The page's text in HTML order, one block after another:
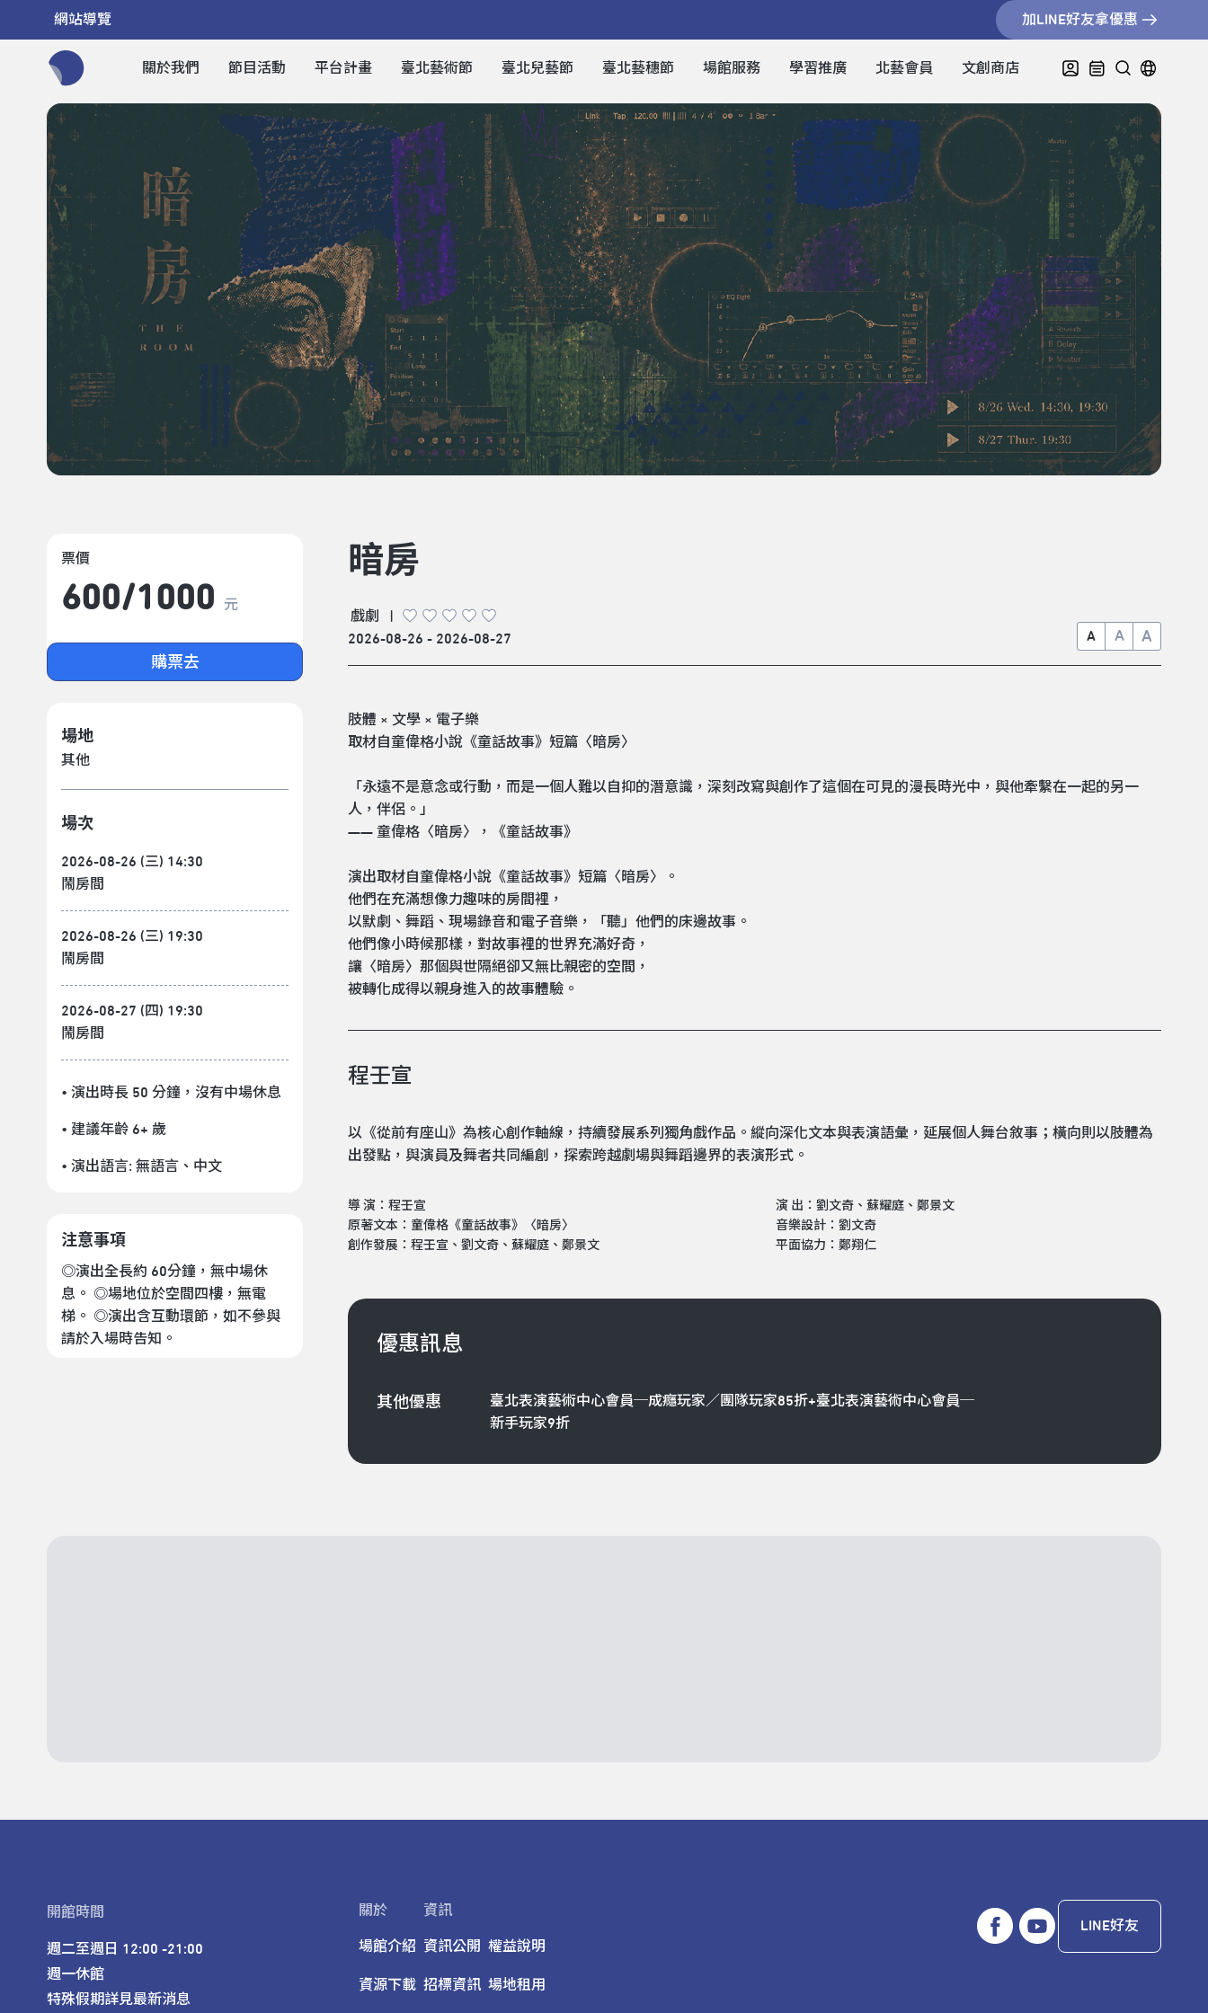
網站導覽 加LINE好友拿優惠
關於我們 節目活動 平台計畫 臺北藝術節 臺北兒藝節 臺北藝穗節 場館服務 學習推廣 北藝會員 文創商店
票價
600/​1000 元
購票去
場地
其他
場次
2026-08-26 (三) 14:30
鬧房間
2026-08-26 (三) 19:30
鬧房間
2026-08-27 (四) 19:30
鬧房間
• 演出時長 50 分鐘 ，沒有中場休息
• 建議年齡 6+ 歲
• 演出語言: 無語言 、 中文
注意事項
◎演出全長約 60分鐘，無中場休
息。 ◎場地位於空間四樓，無電
梯。 ◎演出含互動環節，如不參與
請於入場時告知。
暗房
戲劇
2026-08-26 - 2026-08-27
A A A
肢體 × 文學 × 電子樂
取材自童偉格小說《童話故事》短篇〈暗房〉
「永遠不是意念或行動，而是一個人難以自抑的潛意識，深刻改寫與創作了這個在可見的漫長時光中，與他牽繫在一起的另一
人，伴侶。」
—— 童偉格〈暗房〉，《童話故事》
演出取材自童偉格小說《童話故事》短篇〈暗房〉。
他們在充滿想像力趣味的房間裡，
以默劇、舞蹈、現場錄音和電子音樂，「聽」他們的床邊故事。
他們像小時候那樣，對故事裡的世界充滿好奇，
讓〈暗房〉那個與世隔絕卻又無比親密的空間，
被轉化成得以親身進入的故事體驗。
程壬宣
以《從前有座山》為核心創作軸線，持續發展系列獨角戲作品。縱向深化文本與表演語彙，延展個人舞台敘事；橫向則以肢體為
出發點，與演員及舞者共同編創，探索跨越劇場與舞蹈邊界的表演形式。
導 演：程壬宣
原著文本：童偉格《童話故事》〈暗房〉
創作發展：程壬宣、劉文奇、蘇耀庭、鄭景文
演 出：劉文奇、蘇耀庭、鄭景文
音樂設計：劉文奇
平面協力：鄭翔仁
優惠訊息
其他優惠
臺北表演藝術中心會員─成癮玩家／團隊玩家85折+臺北表演藝術中心會員─
新手玩家9折
開館時間
週二至週日 12:00 -21:00
週一休館
特殊假期詳見最新消息
關於
場館介紹
資源下載
資訊
資訊公開
招標資訊
權益說明
場地租用
LINE好友